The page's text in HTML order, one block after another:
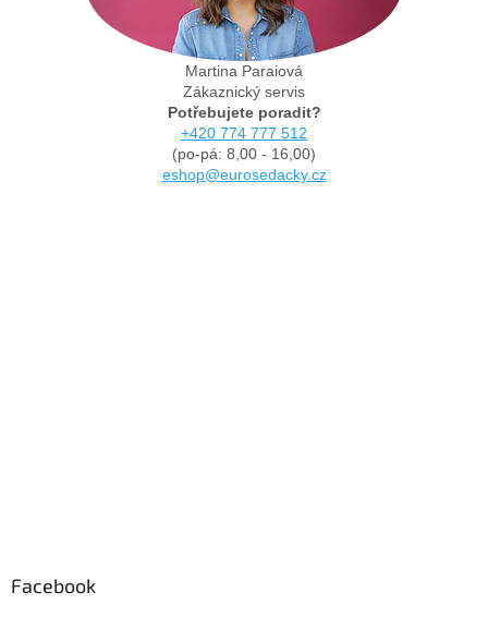
Martina Paraiová
Zákaznický servis
Potřebujete poradit?
+420 774 777 512
(po-pá: 8,00 - 16,00)
eshop@eurosedacky.cz
Facebook